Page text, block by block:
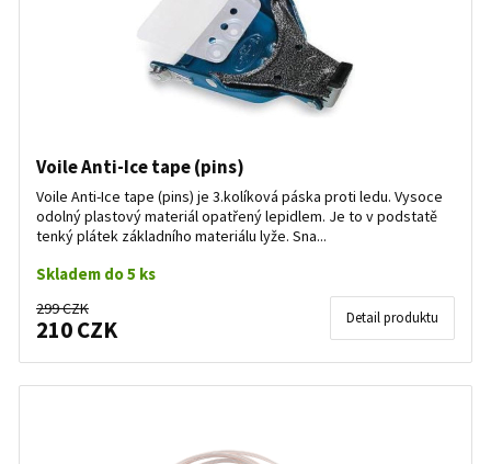
Voile Anti-Ice tape (pins)
Voile Anti-Ice tape (pins) je 3.kolíková páska proti ledu. Vysoce
odolný plastový materiál opatřený lepidlem. Je to v podstatě
tenký plátek základního materiálu lyže. Sna...
Skladem do 5 ks
299 CZK
210 CZK Detail produktu